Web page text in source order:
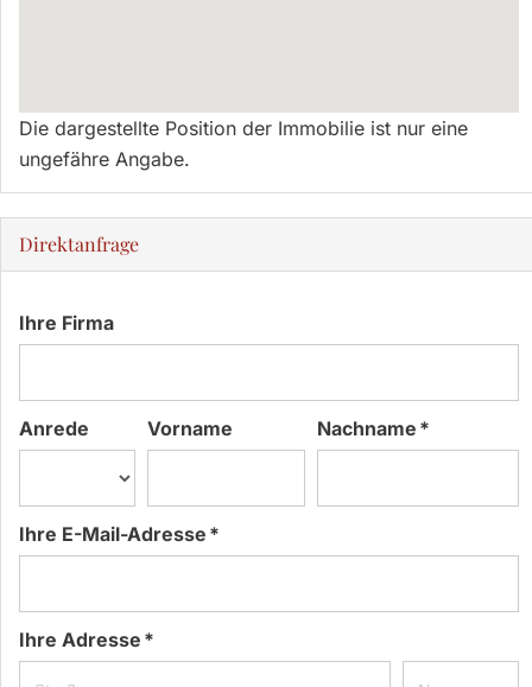
Die dargestellte Position der Immobilie ist nur eine
ungefähre Angabe.
Direktanfrage
Ihre Firma
Anrede Vorname Nachname *
Ihre E-Mail-Adresse *
Ihre Adresse *